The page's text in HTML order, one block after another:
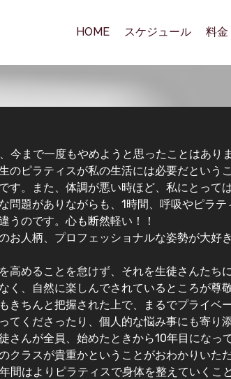
HOME スケジュール 料金
今まで一度もやめようと思ったことはありま
のピラティスが私の生活には必要だという
す。また、体調が悪い時ほど、私にとって
問題がありながらも、1時間、呼吸やピラ
うのです。心も断然軽い！！
お人柄、プロフェッショナルな姿勢が大好き
高めることを怠けず、それを生徒さんたち
く、自然に楽しんでされているところが尊
きちんと把握された上で、まるでプライベ
てくださったり、個人的な悩み事にも寄り
さんが全員、始めたときから10年目になっ
クラスが貴重かということがおわかりいた
間はよりピラティスで身体を整えていくこ